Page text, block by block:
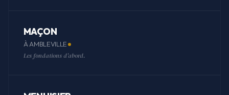
MAÇON
À AMBLEVILLE
Les fondations d'abord.